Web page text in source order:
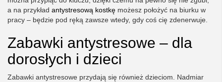
a na przykład antystresową kostkę możesz położyć na biurku w
pracy – będzie pod ręką zawsze wtedy, gdy coś cię zdenerwuje.
Zabawki antystresowe – dla
dorosłych i dzieci
Zabawki antystresowe przydają się również dzieciom. Nadmiar